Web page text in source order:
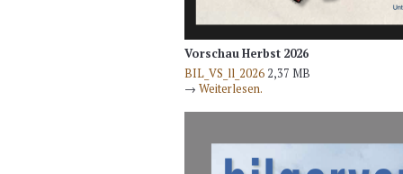
Vorschau Herbst 2026
BIL_VS_ll_20262,37 MB
→ Weiterlesen.